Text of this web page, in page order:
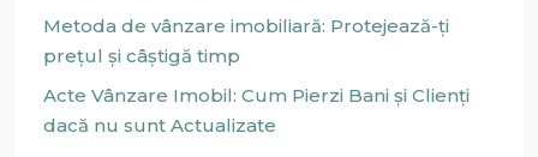
Metoda de vânzare imobiliară: Protejează-ți
prețul și câștigă timp
Acte Vânzare Imobil: Cum Pierzi Bani și Clienți
dacă nu sunt Actualizate